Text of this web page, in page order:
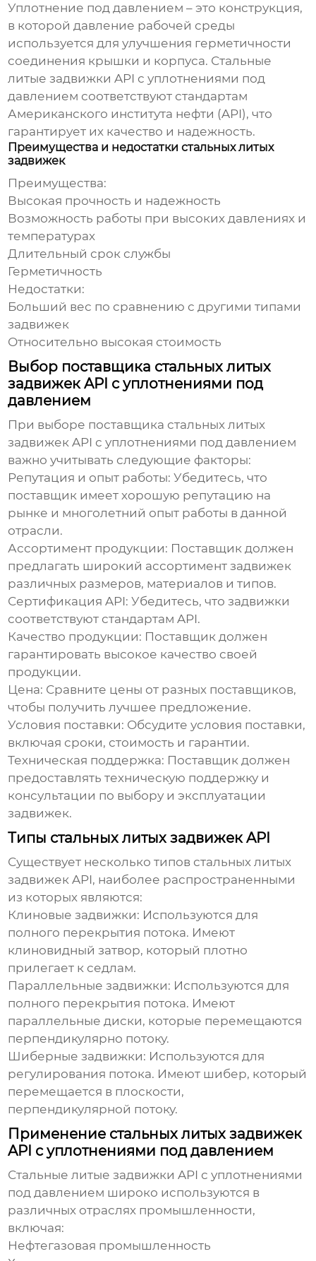
Уплотнение под давлением – это конструкция,
в которой давление рабочей среды
используется для улучшения герметичности
соединения крышки и корпуса. Стальные
литые задвижки API с уплотнениями под
давлением соответствуют стандартам
Американского института нефти (API), что
гарантирует их качество и надежность.
Преимущества и недостатки стальных литых
задвижек
Преимущества:
Высокая прочность и надежность
Возможность работы при высоких давлениях и
температурах
Длительный срок службы
Герметичность
Недостатки:
Больший вес по сравнению с другими типами
задвижек
Относительно высокая стоимость
Выбор поставщика стальных литых
задвижек API с уплотнениями под
давлением
При выборе поставщика стальных литых
задвижек API с уплотнениями под давлением
важно учитывать следующие факторы:
Репутация и опыт работы: Убедитесь, что
поставщик имеет хорошую репутацию на
рынке и многолетний опыт работы в данной
отрасли.
Ассортимент продукции: Поставщик должен
предлагать широкий ассортимент задвижек
различных размеров, материалов и типов.
Сертификация API: Убедитесь, что задвижки
соответствуют стандартам API.
Качество продукции: Поставщик должен
гарантировать высокое качество своей
продукции.
Цена: Сравните цены от разных поставщиков,
чтобы получить лучшее предложение.
Условия поставки: Обсудите условия поставки,
включая сроки, стоимость и гарантии.
Техническая поддержка: Поставщик должен
предоставлять техническую поддержку и
консультации по выбору и эксплуатации
задвижек.
Типы стальных литых задвижек API
Существует несколько типов стальных литых
задвижек API, наиболее распространенными
из которых являются:
Клиновые задвижки: Используются для
полного перекрытия потока. Имеют
клиновидный затвор, который плотно
прилегает к седлам.
Параллельные задвижки: Используются для
полного перекрытия потока. Имеют
параллельные диски, которые перемещаются
перпендикулярно потоку.
Шиберные задвижки: Используются для
регулирования потока. Имеют шибер, который
перемещается в плоскости,
перпендикулярной потоку.
Применение стальных литых задвижек
API с уплотнениями под давлением
Стальные литые задвижки API с уплотнениями
под давлением широко используются в
различных отраслях промышленности,
включая:
Нефтегазовая промышленность